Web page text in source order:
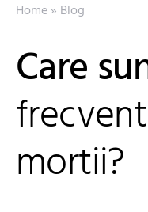
Home» Blog
Care
mortii?